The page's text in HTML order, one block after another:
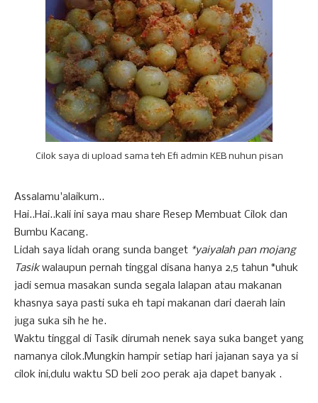
Cilok saya di upload sama teh Efi admin KEB nuhun pisan
Assalamu'alaikum..
Hai..Hai..kali ini saya mau share Resep Membuat Cilok dan
Bumbu Kacang.
Lidah saya lidah orang sunda banget *yaiyalah pan mojang
Tasikwalaupun pernah tinggal disana hanya 2,5 tahun *uhuk
jadi semua masakan sunda segala lalapan atau makanan
khasnya saya pasti suka eh tapi makanan dari daerah lain
juga suka sih he he.
Waktu tinggal di Tasik dirumah nenek saya suka banget yang
namanya cilok.Mungkin hampir setiap hari jajanan saya ya si
cilok ini,dulu waktu SD beli 200 perak aja dapet banyak .